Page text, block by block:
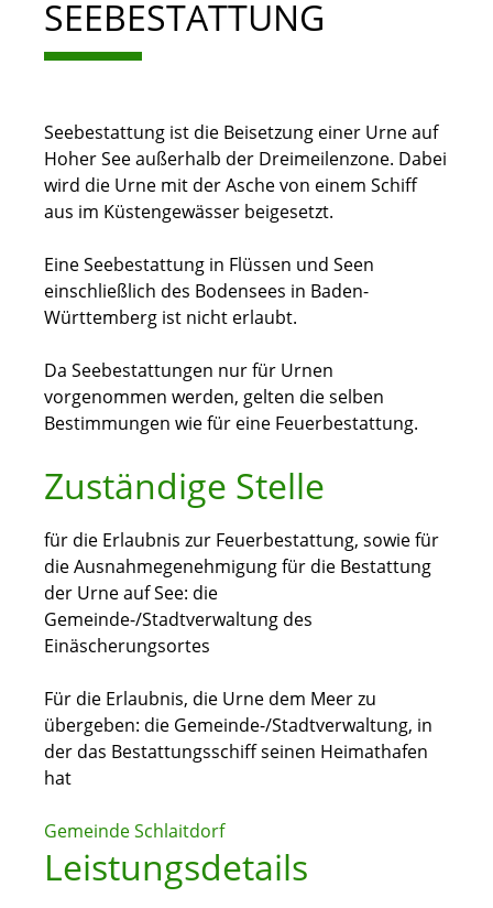
SEEBESTATTUNG
Seebestattung ist die Beisetzung einer Urne auf
Hoher See außerhalb der Dreimeilenzone. Dabei
wird die Urne mit der Asche von einem Schiff
aus im Küstengewässer beigesetzt.
Eine Seebestattung in Flüssen und Seen
einschließlich des Bodensees in Baden-
Württemberg ist nicht erlaubt.
Da Seebestattungen nur für Urnen
vorgenommen werden, gelten die selben
Bestimmungen wie für eine Feuerbestattung.
Zuständige Stelle
für die Erlaubnis zur Feuerbestattung, sowie für
die Ausnahmegenehmigung für die Bestattung
der Urne auf See: die
Gemeinde-/Stadtverwaltung des
Einäscherungsortes
Für die Erlaubnis, die Urne dem Meer zu
übergeben: die Gemeinde-/Stadtverwaltung, in
der das Bestattungsschiff seinen Heimathafen
hat
Gemeinde Schlaitdorf
Leistungsdetails